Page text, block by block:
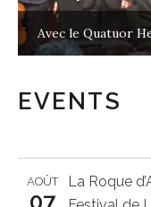
Avec le Quatuor
EVENTS
La Roque
AOÛT
07